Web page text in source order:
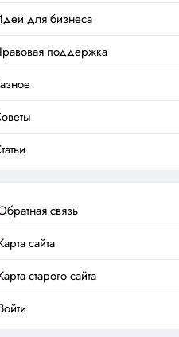
для бизнеса
поддержка
связь
сайта
старого сайта